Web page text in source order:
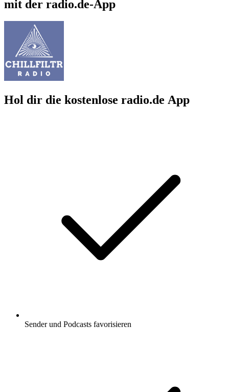
mit der radio.de-App
Hol dir die kostenlose radio.de App
Sender und Podcasts favorisieren